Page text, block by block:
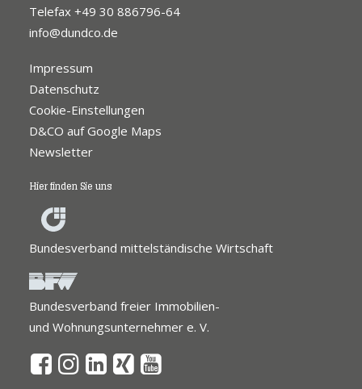
Telefax +49 30 886796-64
info@dundco.de
Impressum
Datenschutz
Cookie-Einstellungen
D&CO auf Google Maps
Newsletter
Hier finden Sie uns
Bundesverband mittelständische Wirtschaft
Bundesverband freier Immobilien-
und Wohnungsunternehmer e. V.